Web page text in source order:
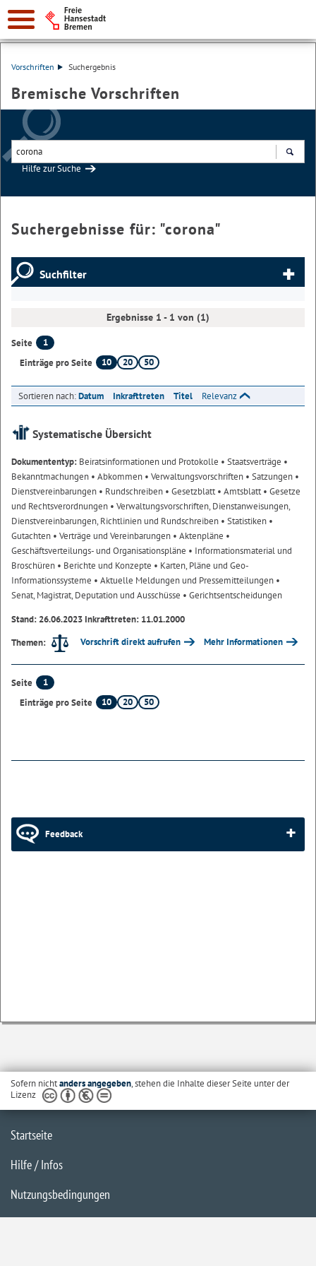
Vorschriften Suchergebnis
Bremische Vorschriften
Hilfe zur Suche
Suchergebnisse für: "corona"
Suchfilter
Ergebnisse 1 - 1 von (1)
Seite
1
Einträge pro Seite
10 20 50
Sortieren nach:Datum Inkrafttreten Titel Relevanz
Systematische Übersicht
Dokumententyp: Beiratsinformationen und Protokolle • Staatsverträge •
Bekanntmachungen • Abkommen • Verwaltungsvorschriften • Satzungen •
Dienstvereinbarungen • Rundschreiben • Gesetzblatt• Amtsblatt• Gesetze
und Rechtsverordnungen • Verwaltungsvorschriften, Dienstanweisungen,
Dienstvereinbarungen, Richtlinien und Rundschreiben • Statistiken •
Gutachten • Verträge und Vereinbarungen • Aktenpläne •
Geschäftsverteilungs- und Organisationspläne • Informationsmaterial und
Broschüren • Berichte und Konzepte • Karten, Pläne und Geo-
Informationssysteme • Aktuelle Meldungen und Pressemitteilungen •
Senat, Magistrat, Deputation und Ausschüsse • Gerichtsentscheidungen
Stand: 26.06.2023 Inkrafttreten: 11.01.2000
Themen:
Vorschrift direkt aufrufen Mehr Informationen
Seite
1
Einträge pro Seite
10 20 50
Feedback
Sofern nichtanders angegeben, stehen die Inhalte dieser Seite unter der
Lizenz
Startseite
Hilfe / Infos
Nutzungsbedingungen